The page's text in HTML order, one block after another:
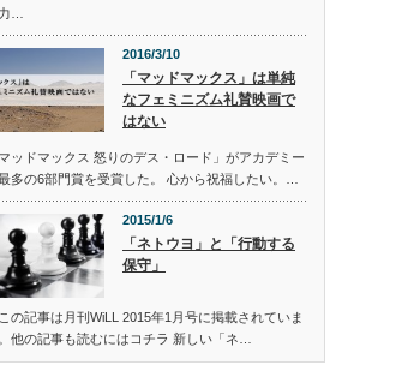
…
2016/3/10
「マッドマックス」は単純
なフェミニズム礼賛映画で
はない
マッドマックス 怒りのデス・ロード」がアカデミー
多の6部門賞を受賞した。 心から祝福したい。…
2015/1/6
「ネトウヨ」と「行動する
保守」
の記事は月刊WiLL 2015年1月号に掲載されていま
他の記事も読むにはコチラ 新しい「ネ…